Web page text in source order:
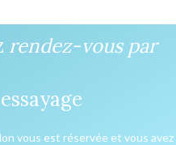
rendez-vous par
vous est réservée et vous avez